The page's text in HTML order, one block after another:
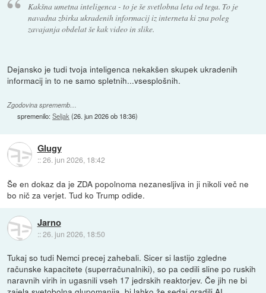
Kakšna umetna inteligenca - to je še svetlobna leta od tega. To je
navadna zbirka ukradenih informacij iz interneta ki zna poleg
zavajanja obdelat še kak video in slike.
Dejansko je tudi tvoja inteligenca nekakšen skupek ukradenih
informacij in to ne samo spletnih...vsesplošnih.
Zgodovina sprememb…
spremenilo:Seljak(26. jun 2026 ob 18:36)
Glugy
::26. jun 2026, 18:42
Še en dokaz da je ZDA popolnoma nezanesljiva in ji nikoli več ne
bo nič za verjet. Tud ko Trump odide.
Jarno
::26. jun 2026, 18:50
Tukaj so tudi Nemci precej zahebali. Sicer si lastijo zgledne
računske kapacitete (superračunalniki), so pa cedili sline po ruskih
naravnih virih in ugasnili vseh 17 jedrskih reaktorjev. Če jih ne bi